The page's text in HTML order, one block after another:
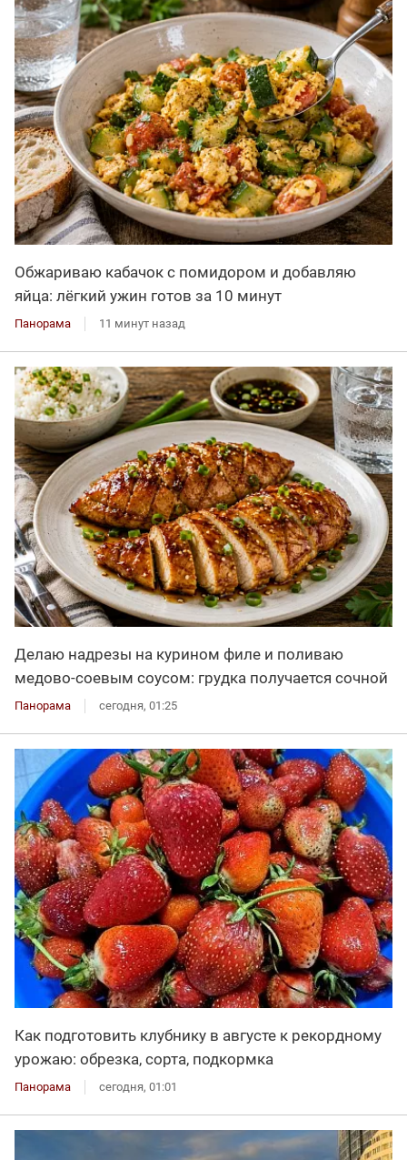
Обжариваю кабачок с помидором и добавляю
яйца: лёгкий ужин готов за 10 минут
Панорама 11 минут назад
Делаю надрезы на курином филе и поливаю
медово-соевым соусом: грудка получается сочной
Панорама сегодня, 01:25
Как подготовить клубнику в августе к рекордному
урожаю: обрезка, сорта, подкормка
Панорама сегодня, 01:01